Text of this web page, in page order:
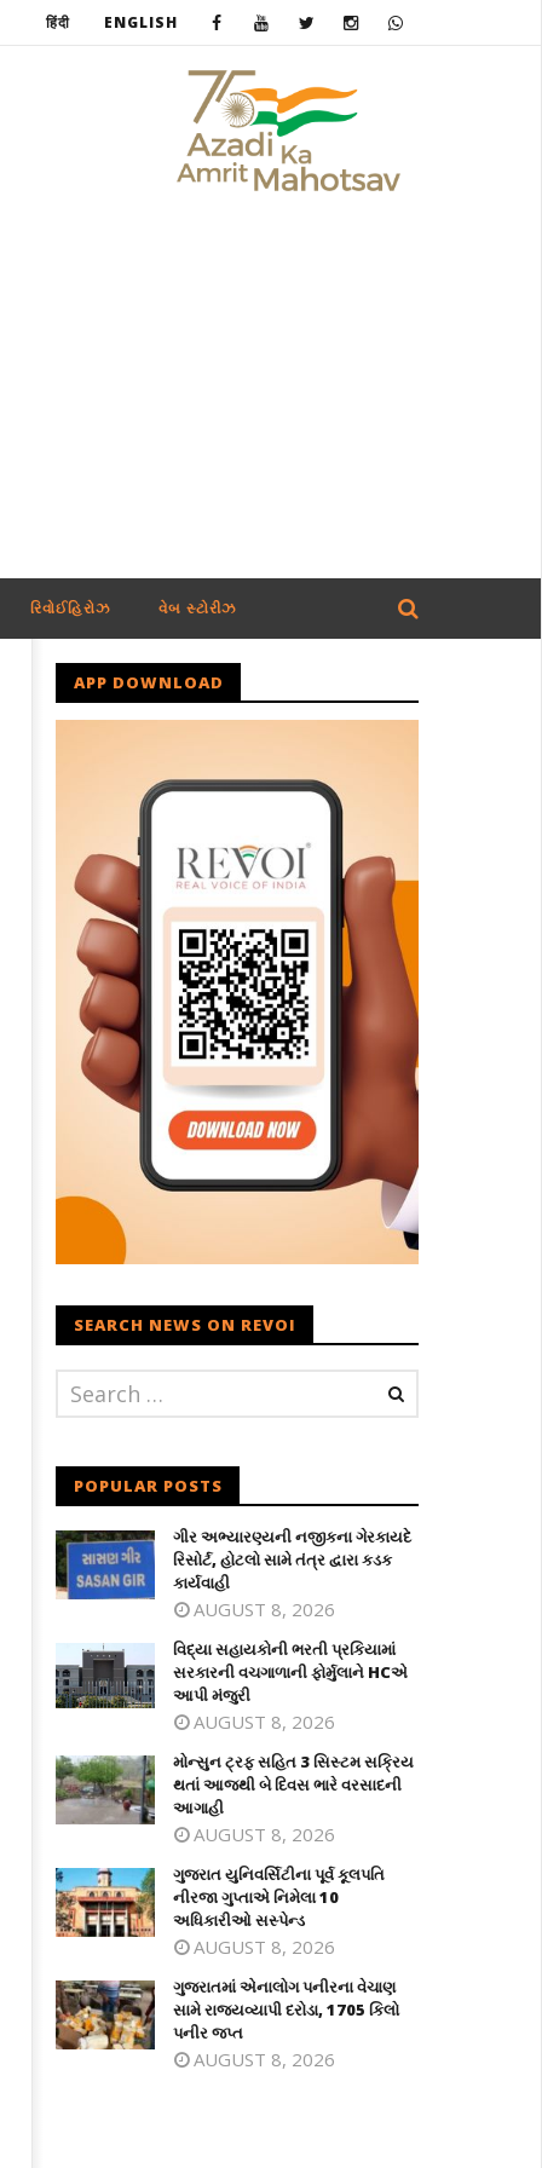
हिंदी ENGLISH
રિવોઈહિરોઝ વેબ સ્ટોરીઝ
APP DOWNLOAD
SEARCH NEWS ON REVOI
POPULAR POSTS
ગીર અભ્યારણ્યની નજીકના ગેરકાયદે
રિસોર્ટ, હોટલો સામે તંત્ર દ્વારા કડક
કાર્યવાહી
AUGUST 8, 2026
વિદ્યા સહાયકોની ભરતી પ્રકિયામાં
સરકારની વચગાળાની ફોર્મુલાને HCએ
આપી મંજુરી
AUGUST 8, 2026
મોન્સુન ટ્રફ સહિત 3 સિસ્ટમ સક્રિય
થતાં આજથી બે દિવસ ભારે વરસાદની
આગાહી
AUGUST 8, 2026
ગુજરાત યુનિવર્સિટીના પૂર્વ કૂલપતિ
નીરજા ગુપ્તાએ નિમેલા 10
અધિકારીઓ સસ્પેન્ડ
AUGUST 8, 2026
ગુજરાતમાં એનાલોગ પનીરના વેચાણ
સામે રાજ્યવ્યાપી દરોડા, 1705 કિલો
પનીર જપ્ત
AUGUST 8, 2026